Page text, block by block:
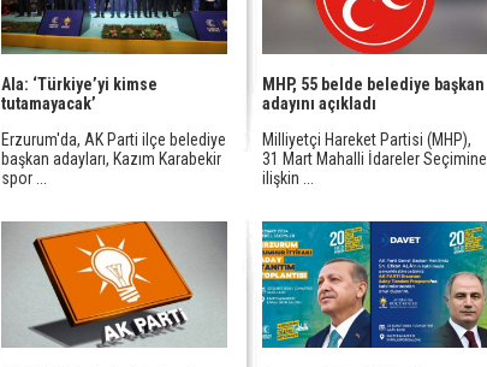
Ala: ‘Türkiye’yi kimse
tutamayacak’
Erzurum'da, AK Parti ilçe belediye
başkan adayları, Kazım Karabekir
spor ...
MHP, 55 belde belediye başkan
adayını açıkladı
Milliyetçi Hareket Partisi (MHP),
31 Mart Mahalli İdareler Seçimine
ilişkin ...